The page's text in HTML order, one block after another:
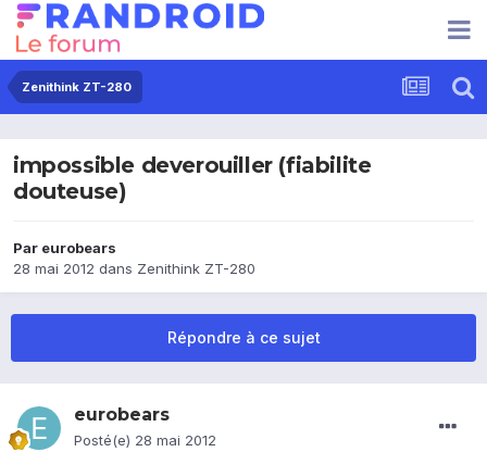
Zenithink ZT-280
impossible deverouiller (fiabilite
douteuse)
Par eurobears
28 mai 2012 dans Zenithink ZT-280
Répondre à ce sujet
eurobears
Posté(e) 28 mai 2012